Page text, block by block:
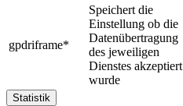
gpdriframe*
Speichert die
Einstellung ob die
Datenübertragung
des jeweiligen
Dienstes akzeptiert
wurde
Statistik